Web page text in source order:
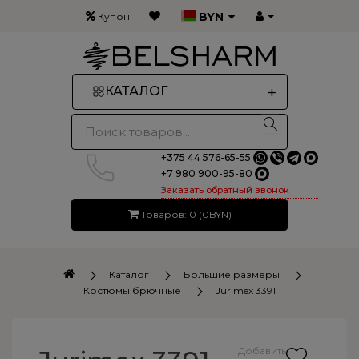
Купон BYN
+
КАТАЛОГ
+375 44 576-65-55
+7 980 900-95-80
Заказать обратный звонок
Товаров: 0 (0BYN)
Каталог
Большие размеры
Костюмы брючные
Jurimex 3391
Добавить